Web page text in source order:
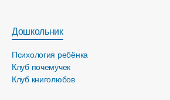
Дошкольник
Психология ребёнка
Клуб почемучек
Клуб книголюбов